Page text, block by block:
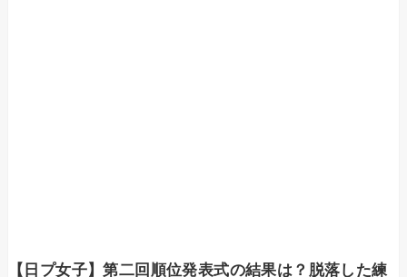
【日プ女子】第二回順位発表式の結果は？脱落した練